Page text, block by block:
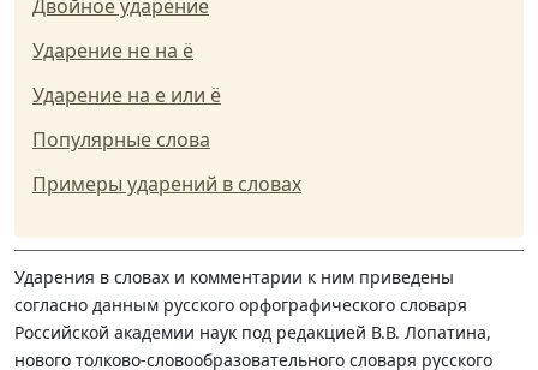
Двойное ударение
Ударение не на ё
Ударение на е или ё
Популярные слова
Примеры ударений в словах
Ударения в словах и комментарии к ним приведены
согласно данным русского орфографического словаря
Российской академии наук под редакцией В.В. Лопатина,
нового толково-словообразовательного словаря русского